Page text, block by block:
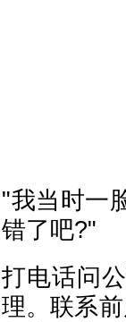
"我当时一
错了吧?"
打电话问
理。联系